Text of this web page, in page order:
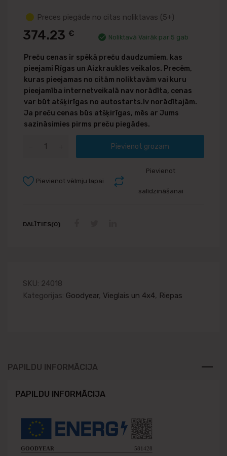
Preces piegāde no citas noliktavas (5+)
374.23 € Noliktavā Vairāk par 5 gab
Preču cenas ir spēkā preču daudzumiem, kas
pieejami Rīgas un Aizkraukles veikalos. Precēm,
kuras pieejamas no citām noliktavām vai kuru
pieejamība internetveikalā nav norādīta, cenas
var būt atšķirīgas no autostarts.lv norādītajām.
Ja preču cenas būs atšķirīgas, mēs ar Jums
sazināsimies pirms preču piegādes.
Pievienot grozam
Pievienot
salīdzināšanai
Pievienot vēlmju lapai
DALĪTIES(0)
SKU: 24018
Kategorijas: Goodyear, Vieglais un 4x4, Riepas
PAPILDU INFORMĀCIJA
PAPILDU INFORMĀCIJA